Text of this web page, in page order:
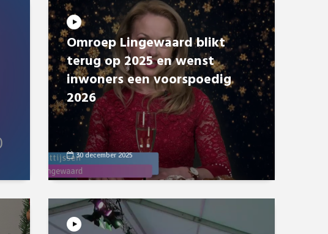
Omroep Lingewaard blikt
terug op 2025 en wenst
inwoners een voorspoedig
2026
30 december 2025